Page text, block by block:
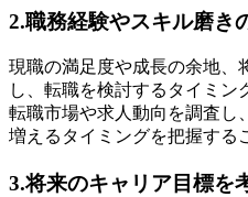
2.職務経験やスキル磨き
現職の満足度や成長の余地、
し、転職を検討するタイミン
転職市場や求人動向を調査し
増えるタイミングを把握する
3.将来のキャリア目標を